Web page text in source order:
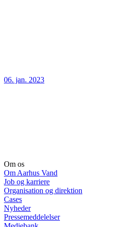
06. jan. 2023
Om os
Om Aarhus Vand
Job og karriere
Organisation og direktion
Cases
Nyheder
Pressemeddelelser